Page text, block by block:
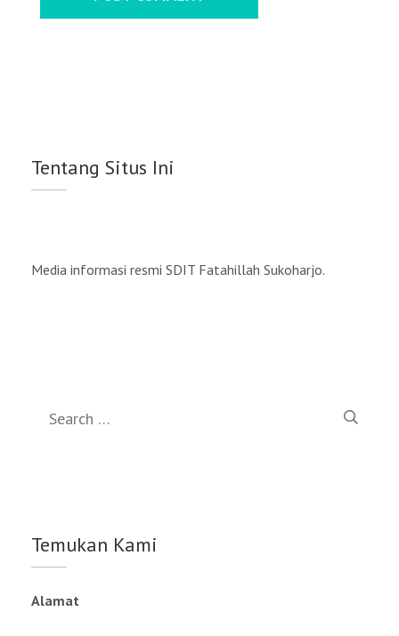
Tentang Situs Ini
Media informasi resmi SDIT Fatahillah Sukoharjo.
Temukan Kami
Alamat